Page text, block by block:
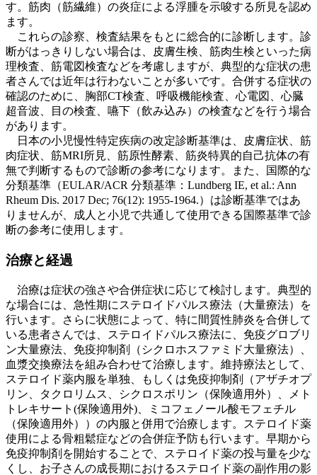
す。筋肉（筋繊維）の炎症による浮腫を示唆する所見を認め
ます。
これらの診察、検査結果をもとに総合的に診断します。診
断がはっきりしない場合は、皮膚生検、筋肉生検といった病
理検査、筋電図検査などを考慮しますが、典型的な症状の患
者さんでは近年は行わないことが多いです。合併する症状の
確認のために、胸部CT検査、呼吸機能検査、心電図、心臓
超音波、目の検査、嚥下（飲み込み）の検査などを行う場合
があります。
日本の小児慢性特定疾病の改定診断基準は、皮膚症状、筋
肉症状、筋MRI所見、筋原性酵素、筋炎特異的自己抗体の有
無で判断するもので診断の参考になります。また、国際的な
分類基準（EULAR/ACR 分類基準：Lundberg IE, et al.: Ann
Rheum Dis. 2017 Dec; 76(12): 1955-1964.）は診断基準ではあ
りませんが、成人と小児で共通して使用できる国際基準で診
断の参考に使用します。
治療と経過
治療は症状の強さや合併症状に応じて検討します。典型的
な場合には、急性期にステロイドパルス療法（大量療法）を
行います。さらに状態によって、特に間質性肺炎を合併して
いる患者さんでは、ステロイドパルス療法に、免疫グロブリ
ン大量療法、免疫抑制剤（シクロホスファミド大量療法）、
血漿交換療法を組み合わせて治療します。維持療法として、
ステロイド薬内服を単独、もしくは免疫抑制剤（アザチオプ
リン、タクロリムス、シクロスポリン（保険適用外）、メト
トレキサート(保険適用外)、ミコフェノール酸モフェチル
（保険適用外））の内服と併用で治療します。ステロイド薬
使用による骨粗鬆症などの合併症予防も行います。早期から
免疫抑制剤を開始することで、ステロイド薬の投与量を少な
くし、お子さんの成長期におけるステロイド薬の副作用の影